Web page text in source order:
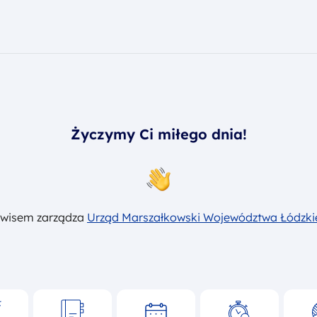
Życzymy Ci miłego dnia!
zarządza Urząd Marszałkowski Województwa